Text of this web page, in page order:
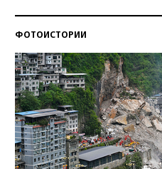
ФОТОИСТОРИИ